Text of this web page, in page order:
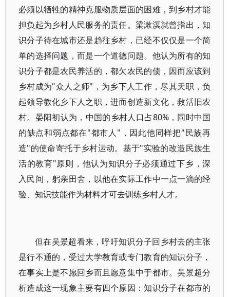
必须以牺牲的精神克服物质层面的困难，到乡村才能
担负起为乡村人民服务的责任。梁漱溟就曾指出，知
识分子待在城市还是趋往乡村，已经不仅仅是一个简
单的选择问题，而是一个道德问题。他认为所有的知
识分子都是农民养活的，都欠农民的债，因而应该到
乡村成为"众人之师"，为乡下人工作，尽其天职，负
起领导教化乡下人之职，进而创造新文化，救活旧农
村。晏阳初认为，中国的乡村人口占80%，同时中国
的缺点和弱点都在"都市人"，因此他同样把"民族再
造"的使命寄托于乡村运动。基于"实验的改造民族生
活的教育"原则，他认为知识分子必须通过下乡，深
入民间，躬亲田舍，以他在实际工作中一点一滴的经
验、知识技能作为材料才可去训练乡村人才。
但在吴景超看来，呼吁知识分子回乡村去的主张
是行不通的，受过大学教育或专门教育的知识分子，
在事实上是不愿回乡而且愿意集中于都市。吴景超分
析造成这一现象主要有四个原因：知识分子在都市的